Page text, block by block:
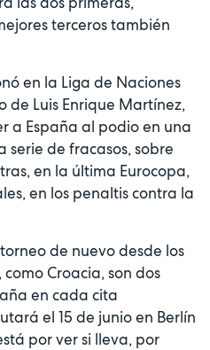
terceros también
en la Liga de Naciones
de Luis Enrique Martínez,
a España al podio en una
serie de fracasos, sobre
en la última Eurocopa,
en los penaltis contra la
de nuevo desde los
Croacia, son dos
en cada cita
el 15 de junio en Berlín
por ver si lleva, por